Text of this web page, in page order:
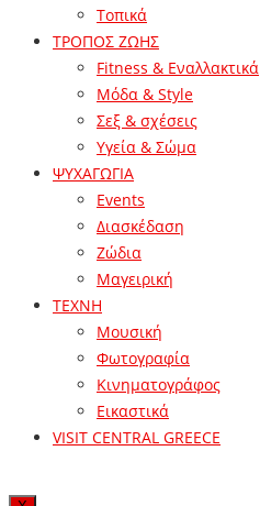
Τοπικά
ΤΡΟΠΟΣ ΖΩΗΣ
Fitness & Εναλλακτικά
Μόδα & Style
Σεξ & σχέσεις
Υγεία & Σώμα
ΨΥΧΑΓΩΓΙΑ
Events
Διασκέδαση
Ζώδια
Μαγειρική
ΤΕΧΝΗ
Μουσική
Φωτογραφία
Κινηματογράφος
Εικαστικά
VISIT CENTRAL GREECE